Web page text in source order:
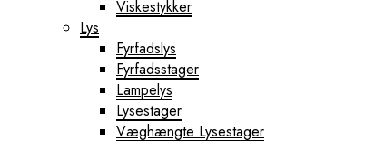
Viskestykker
Lys
Fyrfadslys
Fyrfadsstager
Lampelys
Lysestager
Væghængte Lysestager